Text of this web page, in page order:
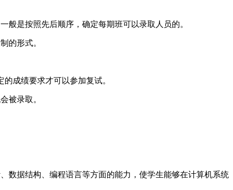
般是按照先后顺序，确定每期班可以录取人员的。
的形式。
成绩要求才可以参加复试。
被录取。
数据结构、编程语言等方面的能力，使学生能够在计算机系统